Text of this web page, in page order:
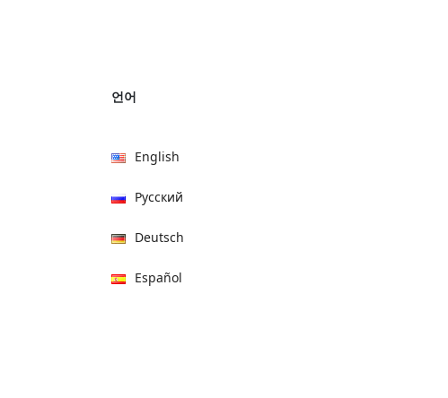
언어
English
Русский
Deutsch
Español